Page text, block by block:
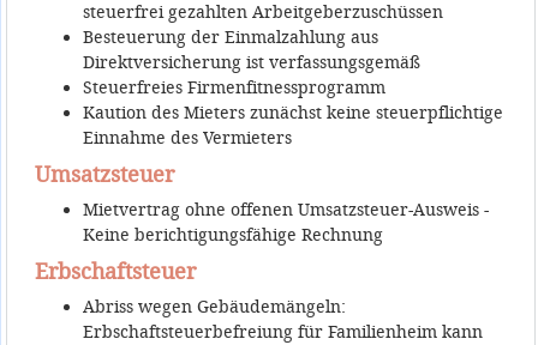
steuerfrei gezahlten Arbeitgeberzuschüssen
Besteuerung der Einmalzahlung aus
Direktversicherung ist verfassungsgemäß
Steuerfreies Firmenfitnessprogramm
Kaution des Mieters zunächst keine steuerpflichtige
Einnahme des Vermieters
Umsatzsteuer
Mietvertrag ohne offenen Umsatzsteuer-Ausweis -
Keine berichtigungsfähige Rechnung
Erbschaftsteuer
Abriss wegen Gebäudemängeln:
Erbschaftsteuerbefreiung für Familienheim kann